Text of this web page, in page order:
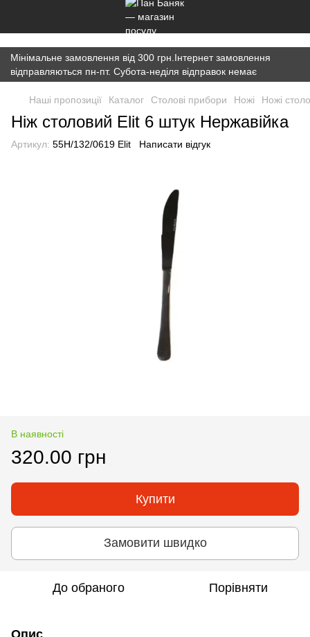
})(window,document,'script','dataLayer','GTM-K7JWBM2W');
Мінімальне замовлення від 300 грн.Інтернет замовлення
відправляються пн-пт. Субота-неділя відправок немає
Наші пропозиції Каталог Столові прибори Ножі Ножі
Ніж столовий Elit 6 штук Нержавійка
Артикул: 55H/132/0619 Elit Написати відгук
В наявності
320.00 грн
Купити
Замовити швидко
До обраного Порівняти
Опис